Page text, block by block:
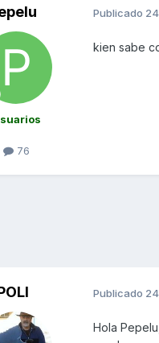
76
Publicado
kien sabe
Publicado
Hola